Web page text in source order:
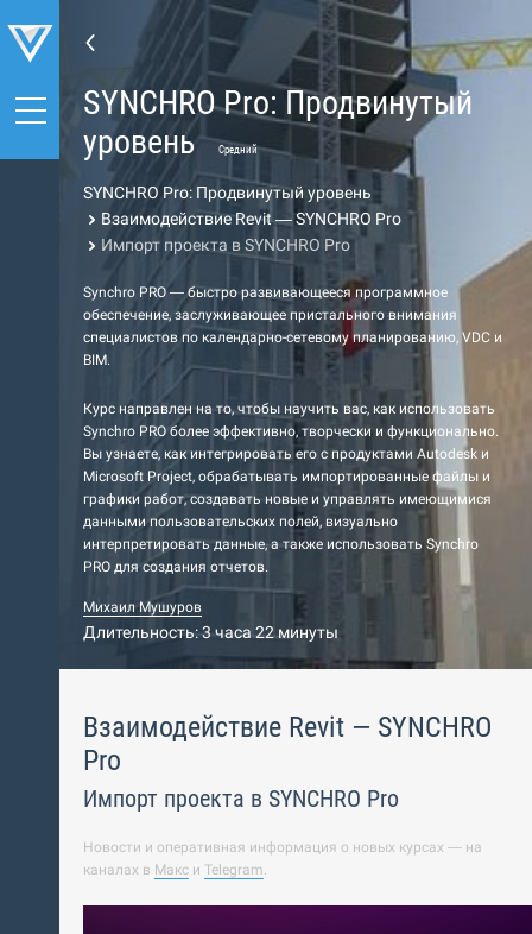
SYNCHRO Pro: Продвинутый
уровень
Средний
SYNCHRO Pro: Продвинутый уровень
Взаимодействие Revit — SYNCHRO Pro
Импорт проекта в SYNCHRO Pro
Synchro PRO — быстро развивающееся программное
обеспечение, заслуживающее пристального внимания
специалистов по календарно-сетевому планированию, VDC и
BIM.
Курс направлен на то, чтобы научить вас, как использовать
Synchro PRO более эффективно, творчески и функционально.
Вы узнаете, как интегрировать его с продуктами Autodesk и
Microsoft Project, обрабатывать импортированные файлы и
графики работ, создавать новые и управлять имеющимися
данными пользовательских полей, визуально
интерпретировать данные, а также использовать Synchro
PRO для создания отчетов.
Михаил Мушуров
Длительность: 3 часа 22 минуты
Взаимодействие Revit — SYNCHRO
Pro
Импорт проекта в SYNCHRO Pro
Новости и оперативная информация о новых курсах — на
каналах в Макс и Telegram.